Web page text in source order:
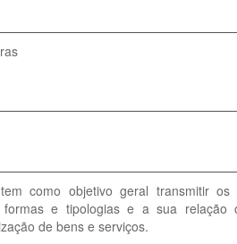
como objetivo geral transmitir
e tipologias e a sua relação
de bens e serviços.